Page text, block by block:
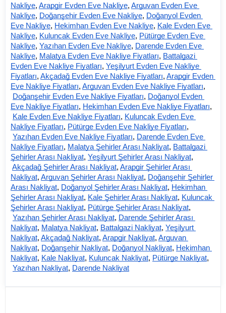
Nakliye, Arapgir Evden Eve Nakliye, Arguvan Evden Eve
Nakliye, Doğanşehir Evden Eve Nakliye, Doğanyol Evden
Eve Nakliye, Hekimhan Evden Eve Nakliye, Kale Evden Eve
Nakliye, Kuluncak Evden Eve Nakliye, Pütürge Evden Eve
Nakliye, Yazıhan Evden Eve Nakliye, Darende Evden Eve
Nakliye, Malatya Evden Eve Nakliye Fiyatları, Battalgazi
Evden Eve Nakliye Fiyatları, Yeşilyurt Evden Eve Nakliye
Fiyatları, Akçadağ Evden Eve Nakliye Fiyatları, Arapgir Evden
Eve Nakliye Fiyatları, Arguvan Evden Eve Nakliye Fiyatları,
Doğanşehir Evden Eve Nakliye Fiyatları, Doğanyol Evden
Eve Nakliye Fiyatları, Hekimhan Evden Eve Nakliye Fiyatları,
Kale Evden Eve Nakliye Fiyatları, Kuluncak Evden Eve
Nakliye Fiyatları, Pütürge Evden Eve Nakliye Fiyatları,
Yazıhan Evden Eve Nakliye Fiyatları, Darende Evden Eve
Nakliye Fiyatları, Malatya Şehirler Arası Nakliyat, Battalgazi
Şehirler Arası Nakliyat, Yeşilyurt Şehirler Arası Nakliyat,
Akçadağ Şehirler Arası Nakliyat, Arapgir Şehirler Arası
Nakliyat, Arguvan Şehirler Arası Nakliyat, Doğanşehir Şehirler
Arası Nakliyat, Doğanyol Şehirler Arası Nakliyat, Hekimhan
Şehirler Arası Nakliyat, Kale Şehirler Arası Nakliyat, Kuluncak
Şehirler Arası Nakliyat, Pütürge Şehirler Arası Nakliyat,
Yazıhan Şehirler Arası Nakliyat, Darende Şehirler Arası
Nakliyat, Malatya Nakliyat, Battalgazi Nakliyat, Yeşilyurt
Nakliyat, Akçadağ Nakliyat, Arapgir Nakliyat, Arguvan
Nakliyat, Doğanşehir Nakliyat, Doğanyol Nakliyat, Hekimhan
Nakliyat, Kale Nakliyat, Kuluncak Nakliyat, Pütürge Nakliyat,
Yazıhan Nakliyat, Darende Nakliyat